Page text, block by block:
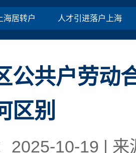
上海居转户 人才引进落户上海
公共户劳动
区别
2025-10-19 | 来